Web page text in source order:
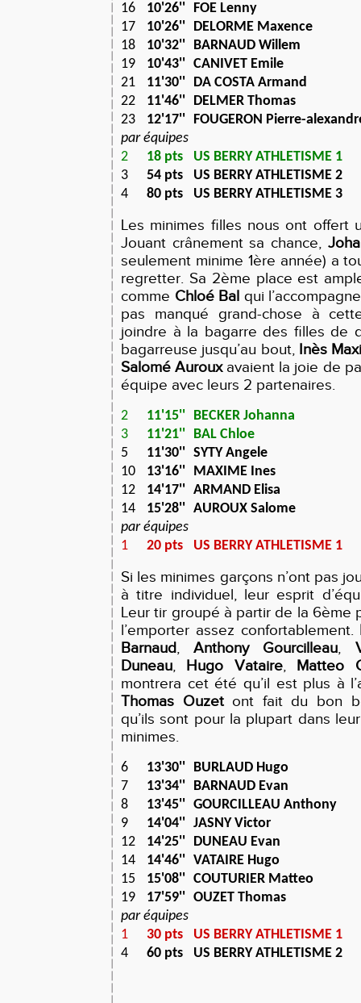
16
10'26''
FOE Lenny
17
10'26''
DELORME Maxence
18
10'32''
BARNAUD Willem
19
10'43'' CANIVET Emile
21
11'30''
DA COSTA Armand
22
11'46''
DELMER Thomas
23
12'17''
FOUGERON Pierre-
par équipes
2
18 pts
US BERRY ATHLETISME 1
3
54 pts
US BERRY ATHLETISME 2
4
80 pts US BERRY ATHLETISME 3
Les minimes filles nous ont offert
Jouant crânement sa chance,
seulement minime 1ère année) a
regretter. Sa 2ème place est
comme Chloé Bal qui
pas manqué grand-chose à
joindre à la bagarre des filles de
bagarreuse jusqu’au bout, Inès
Salomé Aurouxavaient la joie de
équipe avec leurs 2 partenaires.
2 11'15''
BECKER Johanna
3
11'21''
BAL Chloe
5
11'30'' SYTY Angele
10
13'16''
MAXIME Ines
12
14'17'' ARMAND Elisa
14
15'28'' AUROUX Salome
par équipes
1
20 pts US BERRY ATHLETISME 1
Si les minimes garçons n’ont pas
à titre individuel, leur esprit
Leur tir groupé à partir de la 6ème
l’emporter assez confortablement.
Barnaud,Anthony Gourcilleau,
Duneau, Hugo Vataire, Matteo
montrera cet été qu’il est plus à
Thomas Ouzetont fait du bon
qu’ils sont pour la plupart dans
minimes.
6 13'30''
BURLAUD Hugo
7
13'34''
BARNAUD Evan
8
13'45'' GOURCILLEAU Anthony
9
14'04'' JASNY Victor
12
14'25''
DUNEAU Evan
14
14'46'' VATAIRE Hugo
15
15'08'' COUTURIER Matteo
19
17'59'' OUZET Thomas
par équipes
1
30 pts
US BERRY ATHLETISME 1
4
60 pts US BERRY ATHLETISME 2